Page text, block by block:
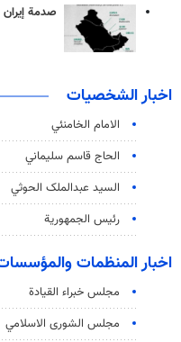
صدمة إيران
اخبار الشخصيات
الامام الخامنئي
الحاج قاسم سليماني
السید عبدالملک الحوثي
رئيس الجمهورية
اخبار المنظمات
مجلس خبراء القيادة
مجلس الشورى الاسلامي